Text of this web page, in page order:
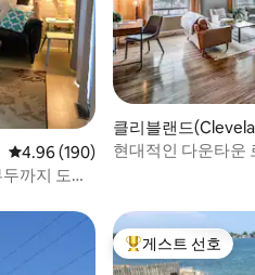
평점 4.96점(5점 만점), 후기 190개
4.96 (190)
까지 도보!
클리블랜드
도미니엄
현대적인 다운타운
상위 게스트 선호
게스트 선호